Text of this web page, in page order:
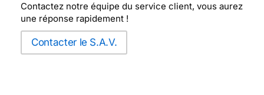
Contactez notre équipe du service client, vous aurez
une réponse rapidement !
Contacter le S.A.V.